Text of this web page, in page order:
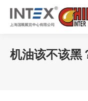
机油该不该黑